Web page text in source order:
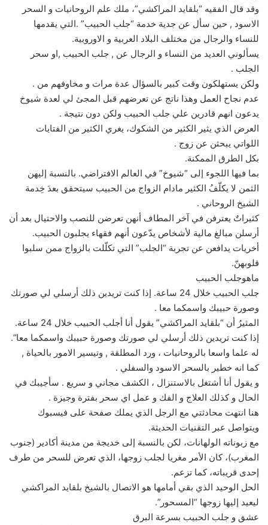
وقد قال الفقيه “بلقايد المراكشي”، ملك علم الروحانيات و السحر
الاسود , حين سأل عن جدية خدمة “جلب الحبيب” .التي يقدمها
للنساء والرجال من مختلف البلاد العربية و الاوروبية.
يسألوني العديد من النساء و الرجال عن , جلب الحبيب ,او سحر
الجلب .
ولكن يستهلكون وقت كبير بالسؤال عدة مرات و مخاوفهم من .
عدم نجاح العمل وهذا ناتج عن تعرضهم قبل المجئ لي لعدة شيوخ
يدعون انهم قادرين علي جلب الحبيب ولكن دون نتيجة .
العرض الذي يثير الكثير من الشكوك، يغري الكثير من الفتايات
اللواتي يبحثن عن زوج .
بكل الطرق الممكنة.
بما فيها اللجوء إلى “شيوخ” في العالم الافتراضي. بالنسبة إليهن
الثمن لا يكلّفُ الكثير مادام الزواج من الحبيب سيتحقق بعدَ خِدمة
الشيخ الروحاني .
كثيراتٌ يعترفن في آخر المطاف أنهن تعرضن للنصب والاحتيال بعد أن
أرسلن مبالغ مالية لأشخاص يدّعون أنهم فقهاء يجلبون الحبيب.
أخريات يدافعن عن تجربة “الجلب” التي تكلّلت بالزواج ممن سلبوا
قلوبهنّ.
ماهوجلب الحبيب
جلب الحبيب خلال 24 ساعة. إذا كنت تريدين ذلك أرسلي لي صورتك
وصورة حبيبك واسمكما معا .
المثيرُ أن “بلقايد المراكشي” يقول أنا أجلب الحبيب خلال 24 ساعة.
إذا كنت تريدين ذلك أرسلي لي صورتك وصورة حبيبك واسمكما معا”.
له علما واسعا بالروحانيات ، ورد المطلقة , وتيسير الامور بالحياة ,
كما انه خطير بالسحر الاسود والسفلي .
و يقول أنا أشتغل بالاستنزال ، الكشف مجاني و سريع . سأجيبك في
الحال و كذلك العلاج و الفك و عمل اي سحر بفترة وجيزة .
هنا انتهت محادثتي مع الرجل الذي يملك صفحة على فيسبوك
ويتواصل عبر التقنيات الحديثة.
مع زبوناته الولهانات، لكن بالنسبة إلى خديجة من مدينة أكادير (جنوب
المغرب)، كان الأمر مغريا لجلب زوجها، الذي تعرض للسحر من طرف
إحدى قريباته، كما تزعم.
الحل الوحيد الذي بقي أمامها هو الاتصال بالشيخ بلقايد المراكشي
ليعيد إليها زوجها “المسحور”.
عشق و جلب الحبيب بسرعة البرق